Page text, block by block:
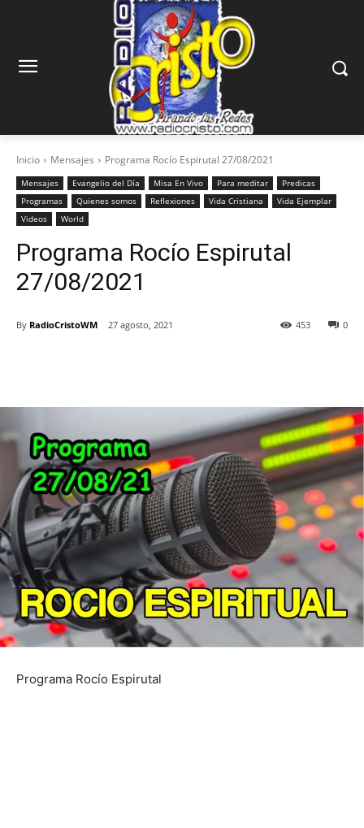
Inicio Mensajes Programa Rocío Espirutal 27/08/2021
Mensajes Evangelio del Día Misa En Vivo Para meditar
Predicas
Programas
Quienes somos Reflexiones Vida Cristiana
Vida Ejemplar
Videos
World
Programa Rocío Espirutal
27/08/2021
By RadioCristoWM 27 agosto, 2021 0
453
Programa Rocío Espirutal